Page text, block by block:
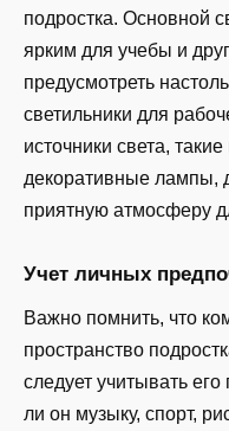
подростка. Основной
ярким для учебы и
предусмотреть
светильники для
источники света,
декоративные лампы,
приятную атмосферу
Учет личных
Важно помнить, что
пространство
следует учитывать
ли он музыку, спорт,